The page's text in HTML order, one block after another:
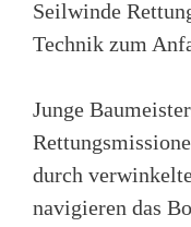
Seilwinde
Technik zum
Junge
durch
navigieren das